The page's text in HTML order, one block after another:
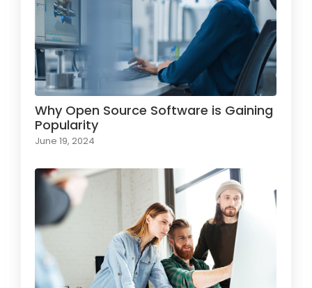
Why Open Source Software is Gaining
Popularity
June 19, 2024